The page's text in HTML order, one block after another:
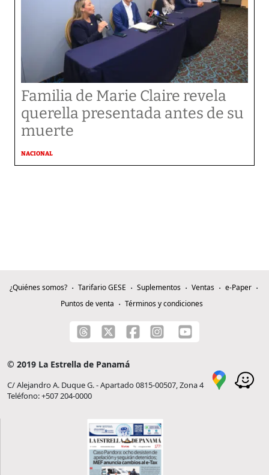
Familia de Marie Claire revela
querella presentada antes de su
muerte
NACIONAL
¿Quiénes somos? Tarifario GESE Suplementos Ventas
e-Paper
Puntos de venta
Términos y condiciones
© 2019 La Estrella de Panamá
C/ Alejandro A. Duque G. - Apartado 0815-00507, Zona 4
Teléfono: +507 204-0000